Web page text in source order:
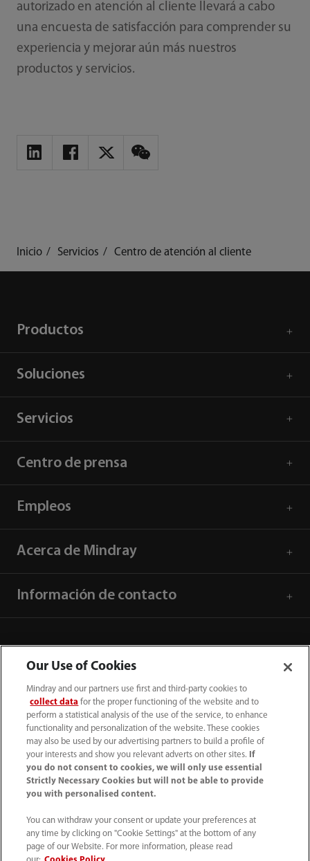
autorizado en atención al cliente llevará a cabo
una encuesta de satisfacción para comprender su
experiencia y mejorar aún más nuestros
productos y servicios.
Inicio Servicios Centro de atención al cliente
Productos
Soluciones
Servicios
Centro de prensa
Empleos
Acerca de Mindray
Información de contacto
52 55 5661 9450
Condiciones de uso｜ Mapa del sitio ｜ Aviso cookies
Our Use of Cookies
Mindray and our partners use first and third-party cookies to
collect data for the proper functioning of the website and to
perform a statistical analysis of the use of the service, to enhance
functionality and personalization of the website. These cookies
may also be used by our advertising partners to build a profile of
your interests and show you relevant adverts on other sites.
If
you do not consent to cookies, we will only use essential
Strictly Necessary Cookies but will not be able to provide
you with personalised content.
You can withdraw your consent or update your preferences at
any time by clicking on "Cookie Settings" at the bottom of any
page of our Website. For more information, please read